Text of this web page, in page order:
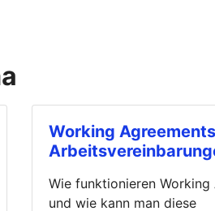
Working
Wie funktionieren Working
und wie kann man diese